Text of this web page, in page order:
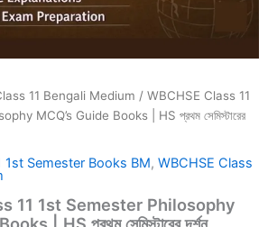
11 Bengali Medium / WBCHSE Class 11
MCQ’s Guide Books | HS প্রথম সেমিস্টারের
1st Semester Books BM, WBCHSE Class
11 1st Semester Philosophy